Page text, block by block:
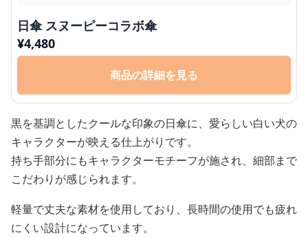
日傘 スヌーピーコラボ傘
¥4,480
商品の詳細を見る
黒を基調としたクールな印象の日傘に、愛らしい白い犬の
キャラクターが映える仕上がりです。
持ち手部分にもキャラクターモチーフが施され、細部まで
こだわりが感じられます。
軽量で丈夫な素材を使用しており、長時間の使用でも疲れ
にくい設計になっています。